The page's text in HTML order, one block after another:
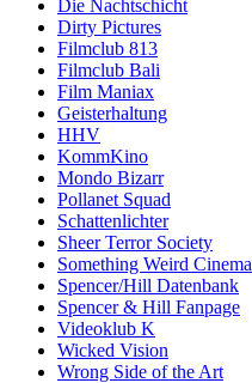
Die Nachtschicht
Dirty Pictures
Filmclub 813
Filmclub Bali
Film Maniax
Geisterhaltung
HHV
KommKino
Mondo Bizarr
Pollanet Squad
Schattenlichter
Sheer Terror Society
Something Weird Cinema
Spencer/Hill Datenbank
Spencer & Hill Fanpage
Videoklub K
Wicked Vision
Wrong Side of the Art